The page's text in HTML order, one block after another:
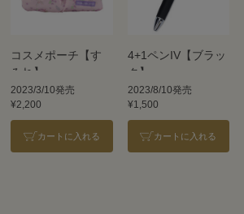
コスメポーチ【す
みれ】
2023/3/10発売
¥2,200
カートに入れる
4+1ペンIV【ブラッ
ク】
2023/8/10発売
¥1,500
カートに入れる